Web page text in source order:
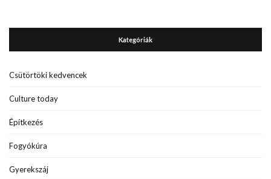
Kategóriák
Csütörtöki kedvencek
Culture today
Építkezés
Fogyókúra
Gyerekszáj